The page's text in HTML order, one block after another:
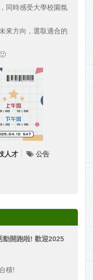
同時感受大學校園氛
來方向，選取適合的
人才 公告
動開跑啦! 歡迎2025
積!